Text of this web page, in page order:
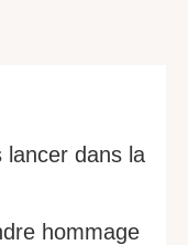
dans la
hommage